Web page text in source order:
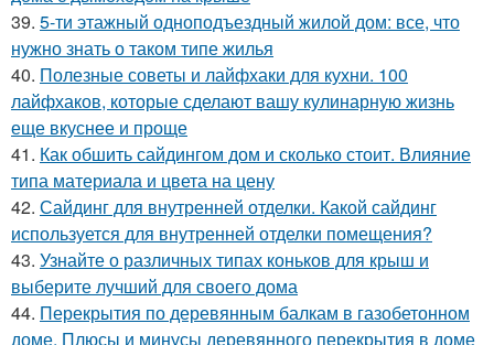
39. 5-ти этажный одноподъездный жилой дом: все, что
нужно знать о таком типе жилья
40. Полезные советы и лайфхаки для кухни. 100
лайфхаков, которые сделают вашу кулинарную жизнь
еще вкуснее и проще
41. Как обшить сайдингом дом и сколько стоит. Влияние
типа материала и цвета на цену
42. Сайдинг для внутренней отделки. Какой сайдинг
используется для внутренней отделки помещения?
43. Узнайте о различных типах коньков для крыш и
выберите лучший для своего дома
44. Перекрытия по деревянным балкам в газобетонном
доме. Плюсы и минусы деревянного перекрытия в доме